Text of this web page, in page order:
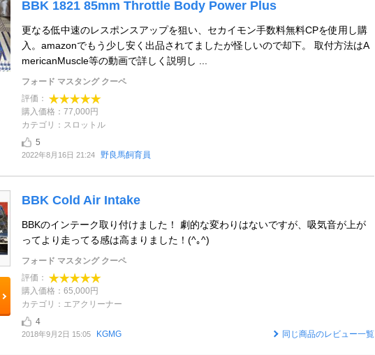
BBK 1821 85mm Throttle Body Power Plus
更なる低中速のレスポンスアップを狙い、セカイモン手数料無料CPを使用し購
入。amazonでもう少し安く出品されてましたが怪しいので却下。 取付方法はA
mericanMuscle等の動画で詳しく説明し ...
フォード マスタング クーペ
評価：
購入価格：77,000円
カテゴリ：スロットル
5
2022年8月16日 21:24 野良馬飼育員
BBK Cold Air Intake
BBKのインテーク取り付けました！ 劇的な変わりはないですが、吸気音が上が
ってより走ってる感は高まりました！(^｡^)
フォード マスタング クーペ
評価：
購入価格：65,000円
カテゴリ：エアクリーナー
4
2018年9月2日 15:05 KGMG 同じ商品のレビュー一覧